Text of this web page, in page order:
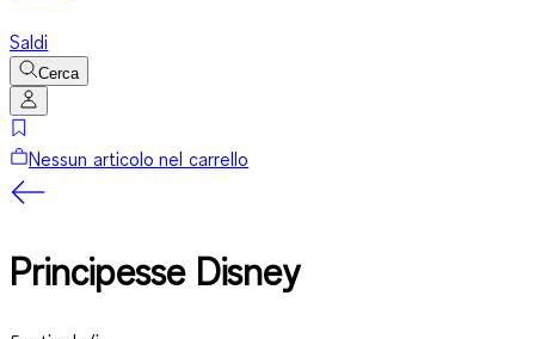
Saldi
Cerca
Nessun articolo nel carrello
Principesse Disney